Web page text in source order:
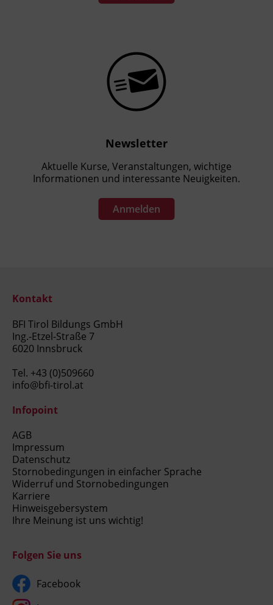
Newsletter
Aktuelle Kurse, Veranstaltungen, wichtige
Informationen und interessante Neuigkeiten.
Anmelden
Kontakt
BFI Tirol Bildungs GmbH
Ing.-Etzel-Straße 7
6020 Innsbruck
Tel. +43 (0)509660
info@bfi-tirol.at
Infopoint
AGB
Impressum
Datenschutz
Stornobedingungen in einfacher Sprache
Widerruf und Stornobedingungen
Karriere
Hinweisgebersystem
Ihre Meinung ist uns wichtig!
Folgen Sie uns
Facebook